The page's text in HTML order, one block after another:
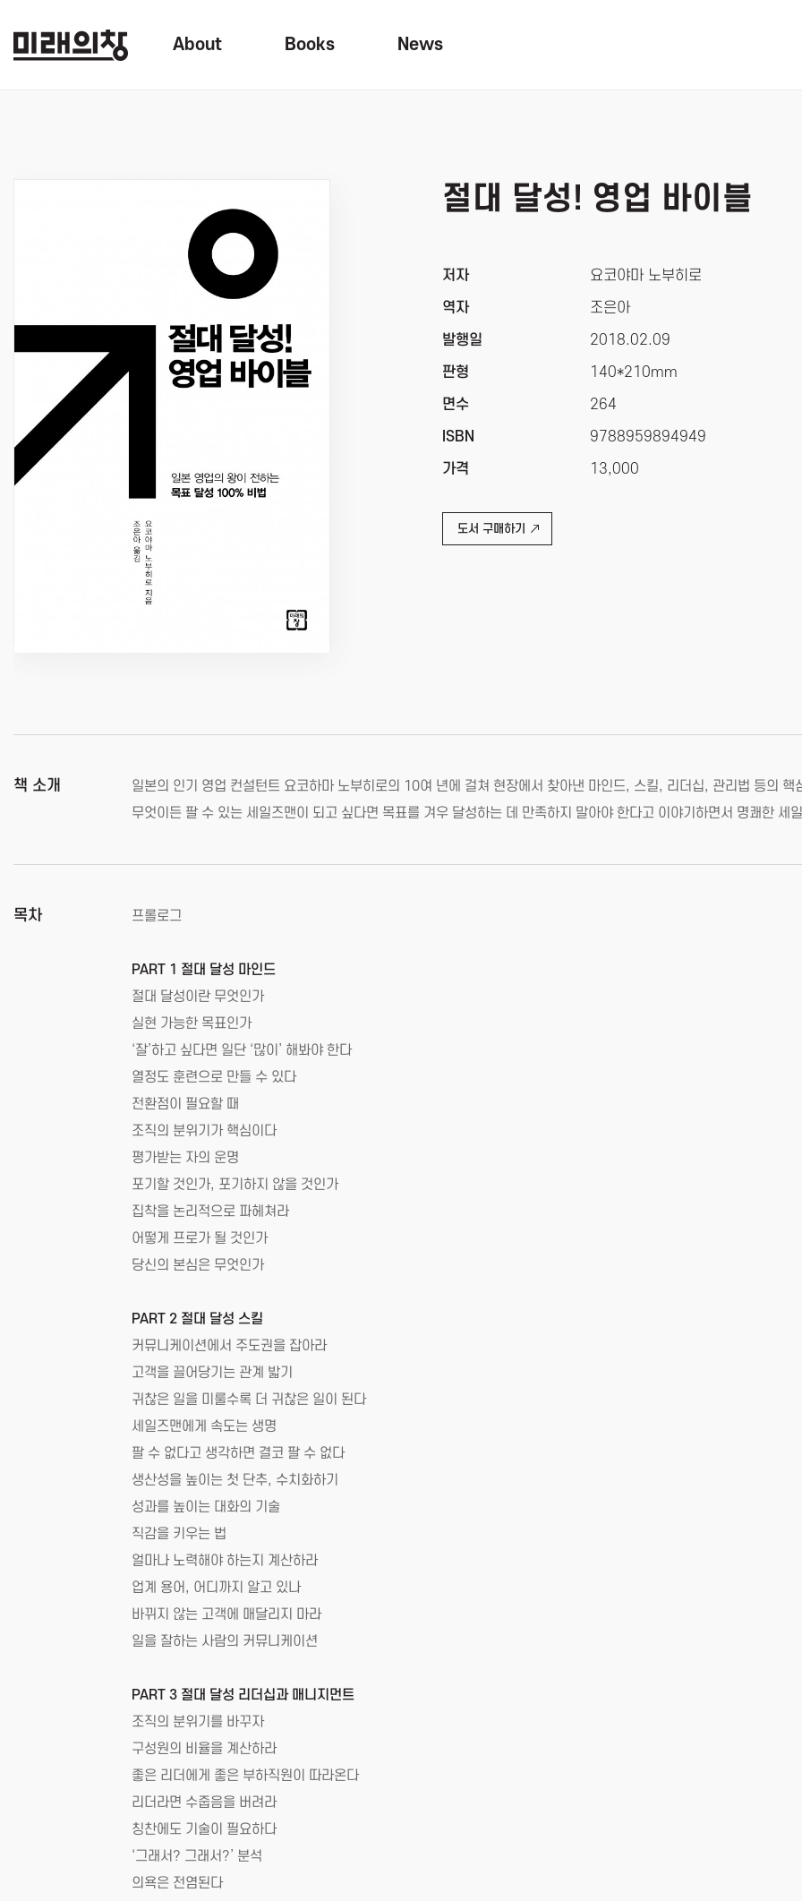
About Books News
절대 달성! 영업 바이블
저자
역자
발행일
판형
면수
ISBN
가격
요코야마 노부히로
조은아
2018.02.09
140*210mm
264
9788959894949
13,000
도서 구매하기
책 소개
일본의 인기 영업 컨설턴트 요코하마 노부히로의 10여 년에 걸쳐 현장에서 찾아낸 마인드, 스킬, 리더십, 관리법 등의 핵
무엇이든 팔 수 있는 세일즈맨이 되고 싶다면 목표를 겨우 달성하는 데 만족하지 말아야 한다고 이야기하면서 명쾌한 세
목차 프롤로그
PART 1 절대 달성 마인드
절대 달성이란 무엇인가
실현 가능한 목표인가
‘잘’하고 싶다면 일단 ‘많이’ 해봐야 한다
열정도 훈련으로 만들 수 있다
전환점이 필요할 때
조직의 분위기가 핵심이다
평가받는 자의 운명
포기할 것인가, 포기하지 않을 것인가
집착을 논리적으로 파헤쳐라
어떻게 프로가 될 것인가
당신의 본심은 무엇인가
PART 2 절대 달성 스킬
커뮤니케이션에서 주도권을 잡아라
고객을 끌어당기는 관계 밟기
귀찮은 일을 미룰수록 더 귀찮은 일이 된다
세일즈맨에게 속도는 생명
팔 수 없다고 생각하면 결코 팔 수 없다
생산성을 높이는 첫 단추, 수치화하기
성과를 높이는 대화의 기술
직감을 키우는 법
얼마나 노력해야 하는지 계산하라
업계 용어, 어디까지 알고 있나
바뀌지 않는 고객에 매달리지 마라
일을 잘하는 사람의 커뮤니케이션
PART 3 절대 달성 리더십과 매니지먼트
조직의 분위기를 바꾸자
구성원의 비율을 계산하라
좋은 리더에게 좋은 부하직원이 따라온다
리더라면 수줍음을 버려라
칭찬에도 기술이 필요하다
‘그래서? 그래서?’ 분석
의욕은 전염된다